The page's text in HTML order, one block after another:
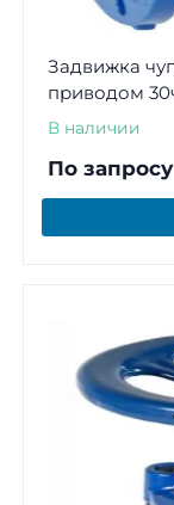
Задвижка
приводом
В наличии
По запросу